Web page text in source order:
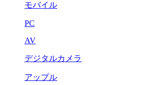
モバイル
PC
AV
デジタルカメラ
アップル